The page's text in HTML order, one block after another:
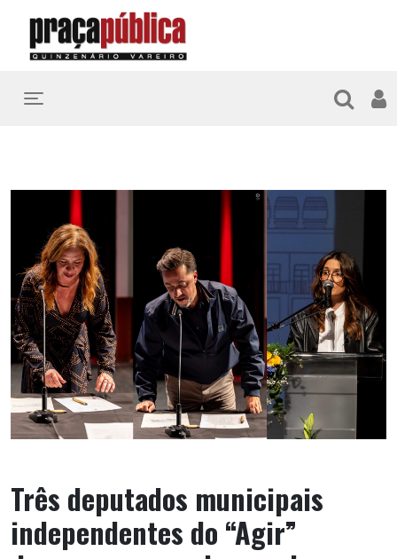
Toggle navigation
Três deputados municipais
independentes do “Agir”